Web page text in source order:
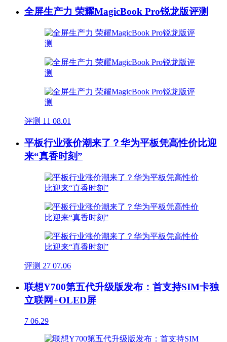
全屏生产力 荣耀MagicBook Pro锐龙版评测
评测 11 08.01
平板行业涨价潮来了？华为平板凭高性价比迎
来“真香时刻”
评测 27 07.06
联想Y700第五代升级版发布：首支持SIM卡独
立联网+OLED屏
7 06.29